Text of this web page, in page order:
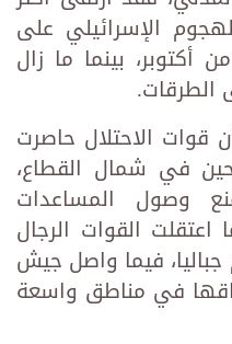
الهجوم الإسرائيلي على
بينما ما زال
الطرقات.
الاحتلال حاصرت
في شمال القطاع،
وصول المساعدات
اعتقلت القوات الرجال
فيما واصل جيش
في مناطق واسعة